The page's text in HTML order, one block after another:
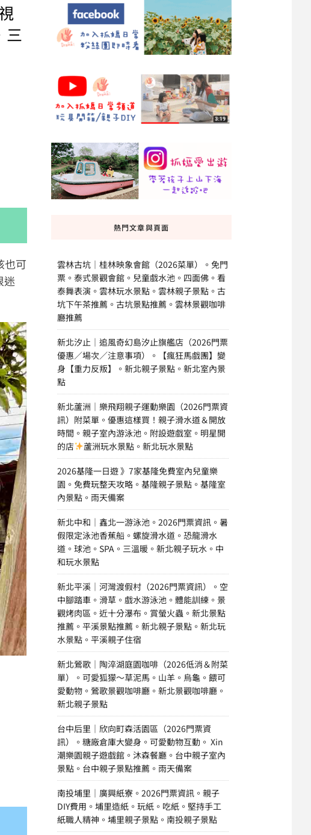
三
也可
迷
熱門文章與頁面
雲林古坑｜桂林映象會館（2026菜單）。免門
票。泰式景觀會館。兒童戲水池。四面佛。看
泰舞表演。雲林玩水景點。雲林親子景點。古
坑下午茶推薦。古坑景點推薦。雲林景觀咖啡
廳推薦
新北汐止｜追風奇幻島汐止旗艦店（2026門票
優惠／場次／注意事項）。【瘋狂馬戲團】變
身【重力反叛】。新北親子景點。新北室內景
點
新北蘆洲｜樂飛翔親子運動樂園（2026門票資
訊）附菜單。優惠這樣買！親子滑水道＆開放
時間。親子室內游泳池。附設遊戲室。明星開
的店
蘆洲玩水景點。新北玩水景點
2026基隆一日遊 》7家基隆免費室內兒童樂
園。免費玩整天攻略。基隆親子景點。基隆室
內景點。雨天備案
新北中和｜鑫北一游泳池。2026門票資訊。暑
假限定泳池香蕉船。螺旋滑水道。恐龍滑水
道。球池。SPA。三溫暖。新北親子玩水。中
和玩水景點
新北平溪｜河灣渡假村（2026門票資訊）。空
中腳踏車。滑草。戲水游泳池。體能訓練。景
觀烤肉區。近十分瀑布。賞螢火蟲。新北景點
推薦。平溪景點推薦。新北親子景點。新北玩
水景點。平溪親子住宿
新北鶯歌｜陶淬湖庭園咖啡（2026低消＆附菜
單）。可愛狐獴～草泥馬。山羊。烏龜。餵可
愛動物。鶯歌景觀咖啡廳。新北景觀咖啡廳。
新北親子景點
台中后里｜欣向町森活園區（2026門票資
訊）。糖廠倉庫大變身。可愛動物互動。 Xin
潮樂園親子遊戲館。沐森餐廳。台中親子室內
景點。台中親子景點推薦。雨天備案
南投埔里｜廣興紙寮。2026門票資訊。親子
DIY費用。埔里造紙。玩紙。吃紙。堅持手工
紙職人精神。埔里親子景點。南投親子景點